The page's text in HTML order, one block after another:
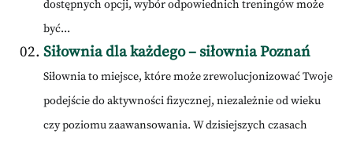
dostępnych opcji, wybór odpowiednich treningów może
być...
Siłownia dla każdego – siłownia Poznań
Siłownia to miejsce, które może zrewolucjonizować Twoje
podejście do aktywności fizycznej, niezależnie od wieku
czy poziomu zaawansowania. W dzisiejszych czasach